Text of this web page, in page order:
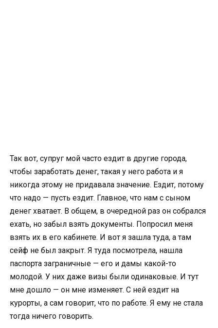
Так вот, супруг мой часто ездит в другие города,
чтобы заработать денег, такая у него работа и я
никогда этому не придавала значение. Ездит, потому
что надо — пусть ездит. Главное, что нам с сыном
денег хватает. В общем, в очередной раз он собрался
ехать, но забыл взять документы. Попросил меня
взять их в его кабинете. И вот я зашла туда, а там
сейф не был закрыт. Я туда посмотрела, нашла
паспорта заграничные — его и дамы какой-то
молодой. У них даже визы были одинаковые. И тут
мне дошло — он мне изменяет. С ней ездит на
курорты, а сам говорит, что по работе. Я ему не стала
тогда ничего говорить.